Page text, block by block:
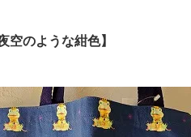
夜空のような紺色】